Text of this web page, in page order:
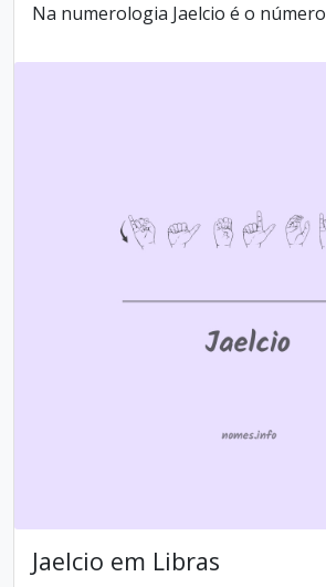
Na numerologia Jaelcio é o número
Jaelcio em Libras